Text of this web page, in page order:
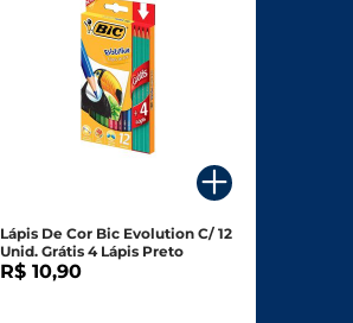
Lápis De Cor Bic Evolution C/ 12
Unid. Grátis 4 Lápis Preto
R$ 10,90